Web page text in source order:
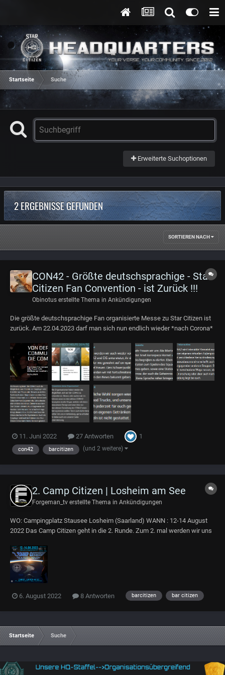
Startseite Suche
Erweiterte Suchoptionen
2 ERGEBNISSE GEFUNDEN
SORTIEREN NACH
CON42 - Größte deutschsprachige - Star
Citizen Fan Convention - ist Zurück !!!
Obinotus erstellte Thema in Ankündigungen
Die größte deutschsprachige Fan organisierte Messe zu Star Citizen ist
zurück. Am 22.04.2023 darf man sich nun endlich wieder *nach Corona*
Programm: https://con42.de/#fea...
11. Juni 2022 27 Antworten 1
con42 barcitizen (und 2 weitere)
2. Camp Citizen | Losheim am See
Forgeman_tv erstellte Thema in Ankündigungen
WO: Campingplatz Stausee Losheim (Saarland) WANN : 12-14 August
2022 Das Camp Citizen geht in die 2. Runde. Zum 2. mal werden wir uns
Citizen Fans. Also schön weitersagen Buchungslink für 2 Tage...
6. August 2022 8 Antworten barcitizen bar citizen
Startseite Suche